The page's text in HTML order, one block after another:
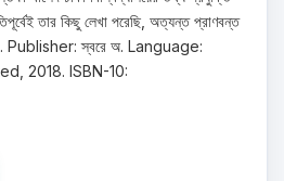
তার কিছু লেখা পরেছি, অত্যন্ত প্রাণবন্ত
Publisher: স্বরে অ. Language:
2018. ISBN-10: